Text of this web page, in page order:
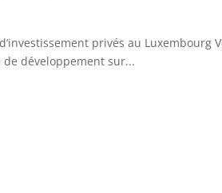
privés au
développement sur...